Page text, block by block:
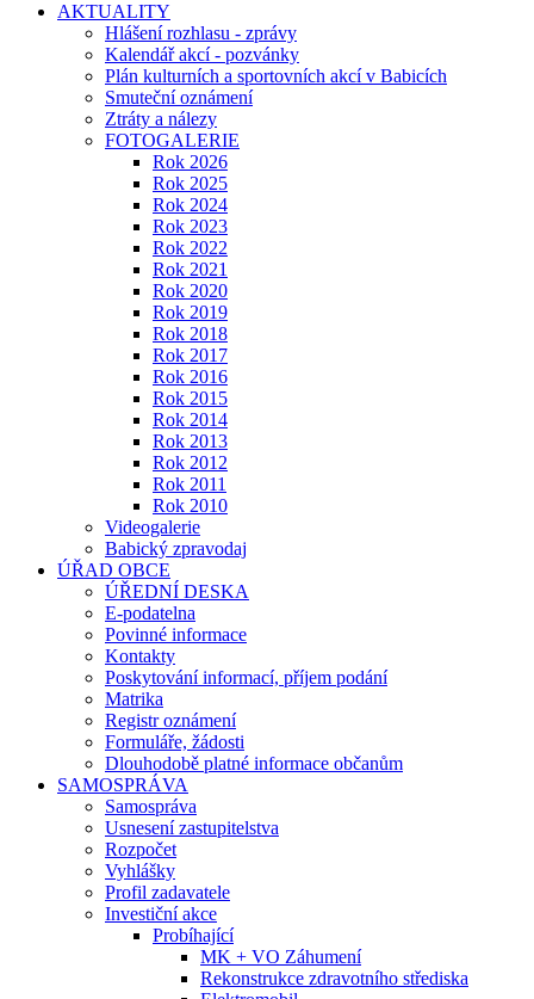
AKTUALITY
Hlášení rozhlasu - zprávy
Kalendář akcí - pozvánky
Plán kulturních a sportovních akcí v Babicích
Smuteční oznámení
Ztráty a nálezy
FOTOGALERIE
Rok 2026
Rok 2025
Rok 2024
Rok 2023
Rok 2022
Rok 2021
Rok 2020
Rok 2019
Rok 2018
Rok 2017
Rok 2016
Rok 2015
Rok 2014
Rok 2013
Rok 2012
Rok 2011
Rok 2010
Videogalerie
Babický zpravodaj
ÚŘAD OBCE
ÚŘEDNÍ DESKA
E-podatelna
Povinné informace
Kontakty
Poskytování informací, příjem podání
Matrika
Registr oznámení
Formuláře, žádosti
Dlouhodobě platné informace občanům
SAMOSPRÁVA
Samospráva
Usnesení zastupitelstva
Rozpočet
Vyhlášky
Profil zadavatele
Investiční akce
Probíhající
MK + VO Záhumení
Rekonstrukce zdravotního střediska